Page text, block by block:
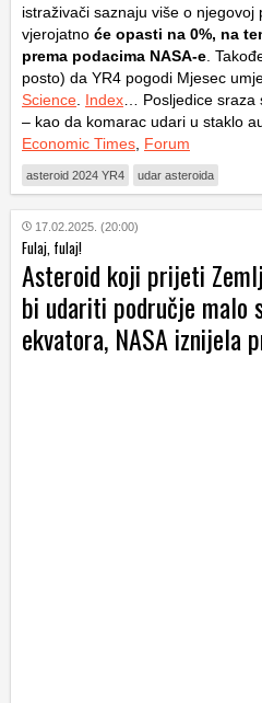
istraživači saznaju više o
vjerojatno će opasti na 0%, na
prema podacima NASA-e .
posto) da YR4 pogodi Mjesec
Science Index … Posljedice
– kao da komarac udari u staklo
Economic Times Forum
asteroid 2024 YR4 udar asteroida
17.02.2025. (20:00)
Fulaj, fulaj!
Asteroid koji prijeti
bi udariti područje malo
ekvatora, NASA iznijela